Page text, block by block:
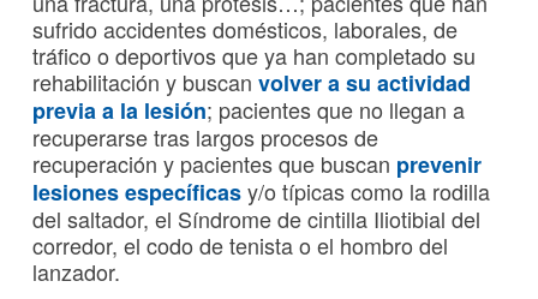
sufrido accidentes domésticos, laborales, de
tráfico o deportivos que ya han completado su
rehabilitación y buscan volver a su actividad
previa a la lesión; pacientes que no llegan a
recuperarse tras largos procesos de
recuperación y pacientes que buscan prevenir
lesiones específicasy/o típicas como la rodilla
del saltador, el Síndrome de cintilla Iliotibial del
corredor, el codo de tenista o el hombro del
lanzador.